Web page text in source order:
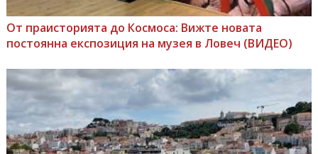
От праисторията до Космоса: Вижте новата
постоянна експозиция на музея в Ловеч (ВИДЕО)